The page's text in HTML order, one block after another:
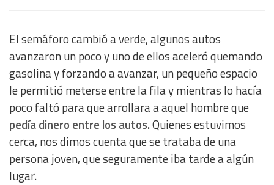
El semáforo cambió a verde, algunos autos
avanzaron un poco y uno de ellos aceleró quemando
gasolina y forzando a avanzar, un pequeño espacio
le permitió meterse entre la fila y mientras lo hacía
poco faltó para que arrollara a aquel hombre que
pedía dinero entre los autos.Quienes estuvimos
cerca, nos dimos cuenta que se trataba de una
persona joven, que seguramente iba tarde a algún
lugar.